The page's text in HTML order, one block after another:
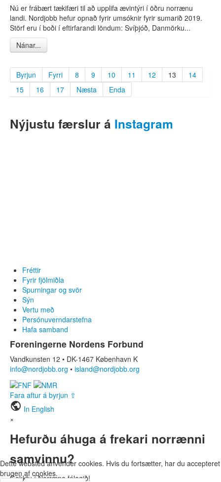
Nú er frábært tækifæri til að upplifa ævintýri í öðru norrænu
landi. Nordjobb hefur opnað fyrir umsóknir fyrir sumarið 2019.
Störf eru í boði í eftirfarandi löndum: Svíþjóð, Danmörku...
Nánar...
Byrjun Fyrri 8 9 10 11 12 13
14
15
16 17 Næsta Enda
Nýjustu færslur á Instagram
Fréttir
Fyrir fjölmiðla
Spurningar og svör
Sýn
Vertu með
Persónuverndarstefna
Hafa samband
Foreningerne Nordens Forbund
Vandkunsten 12 • DK-1467 København K
info@nordjobb.org • island@nordjobb.org
Fara aftur á byrjun ⇧
public In English
×
Hefurðu áhuga á frekari norrænni
samvinnu?
Gakktu í Norræna félagið!
Dette websted anvender cookies. Hvis du fortsætter, har du accepteret
brugen af cookies.